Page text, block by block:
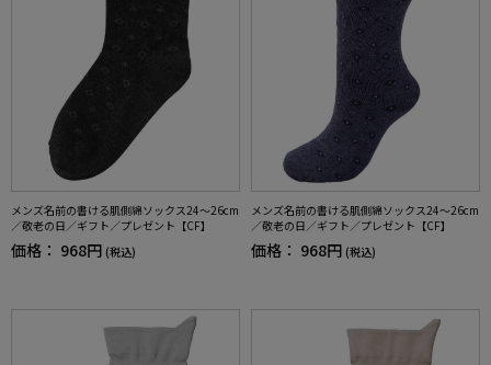
メンズ名前の書ける肌側綿ソックス24～26cm
／敬老の日／ギフト／プレゼント【CF】
価格： 968円 (税込)
メンズ名前の書ける肌側綿ソックス24～26cm
／敬老の日／ギフト／プレゼント【CF】
価格： 968円 (税込)